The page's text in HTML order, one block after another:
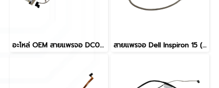
อะไหล่ OEM สายแพรจอ DC02002I500 สำหรับ Dell Inspiron 14 7000 7460 7472 สาย eDP 30-Pin Non-Touch คุณภาพสูง ใช้เปลี่ยนหรือซ่อมจอภาพโน๊ตบุ๊ค Dell สายแพรจอ Dell Inspiron 15 (5570, 5575, 3580, 3582, 3583, 3584, 3585, 3593) eDP 40-Pin Touchscreen อะไหล่ OEM คุณภาพสูง